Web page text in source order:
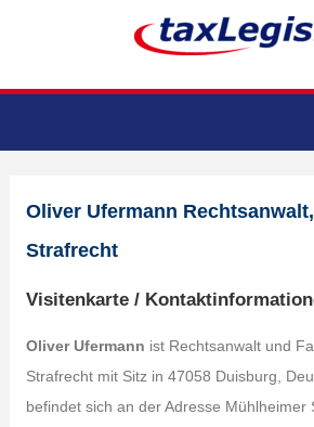
Oliver Ufermann
Strafrecht
Visitenkarte /
Oliver Ufermann ist Rechtsanwalt und
Strafrecht mit Sitz in 47058 Duisburg,
befindet sich an der Adresse Mühlheimer